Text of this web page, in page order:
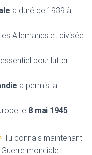
a duré de 1939 à
Allemands et divisée
pour lutter
a permis la
le 8 mai 1945.
Tu connais maintenant
mondiale.